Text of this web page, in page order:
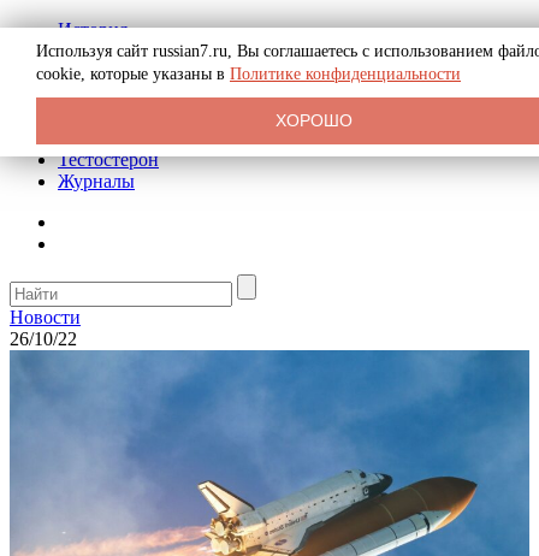
История
Биография
Криминал
Реклама на сайте
Тестостерон
Журналы
Новости
26/10/22
Используя сайт russian7.ru, Вы соглашаетесь с использованием
cookie, которые указаны в Политике конфиденциальности
ХОРОШО